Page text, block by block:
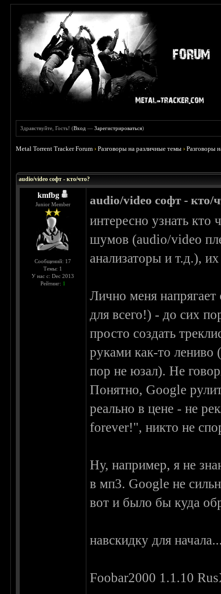
Здравствуйте, Гость! (Вход —Зарегистрироваться)
Metal Torrent Tracker Forum ›Разговоры на различные темы ›Разговоры
audio/video софт - кто/что?
kmfbg
Junior Member
Сообщений: 17
Темы: 1
У нас с: Dec 2013
Рейтинг: 1
audio/video софт - кто/
интересно узнать кто
шумов (audio/video
анализаторы и т.д.),
Лично меня
для всего!) - до сих
просто создать
руками как-то лениво
пор не юзал). Не
Понятно, Google
реально в цене - не
forever!", никто не
Ну, например, я не
в мп3. Google не
вот и было бы куда
навскидку для
Foobar2000 1.1.10